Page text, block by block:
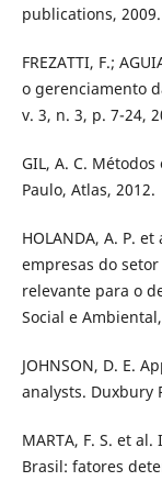
publications, 2009.
FREZATTI, F.;
o gerenciamento
v. 3, n. 3, p. 7-24,
GIL, A. C.
Paulo, Atlas, 2012.
HOLANDA, A. P.
empresas do
relevante para o
Social e
JOHNSON, D. E.
analysts. Duxbury
MARTA, F. S. et
Brasil: fatores